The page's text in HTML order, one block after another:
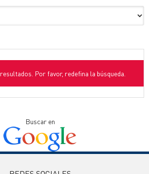
Por favor, redefina la búsqueda.
Buscar en